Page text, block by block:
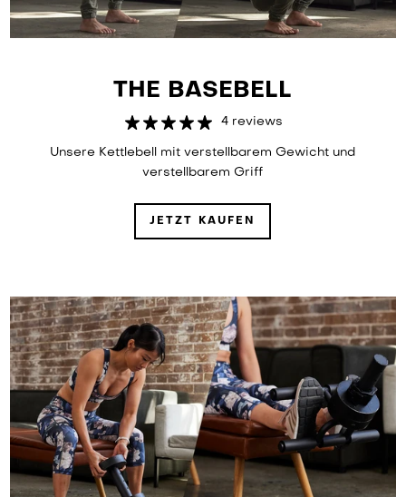
THE BASEBELL
4 reviews
Unsere Kettlebell mit verstellbarem Gewicht und
verstellbarem Griff
JETZT KAUFEN